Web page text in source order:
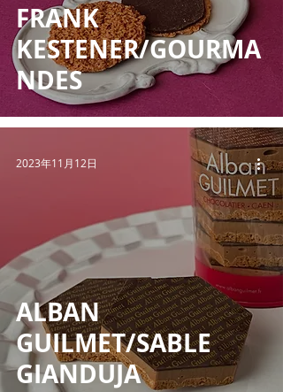
FRANK
KESTENER/GOURMA
NDES
ALBAN
GUILMET/SABLE
GIANDUJA
2023年11月12日